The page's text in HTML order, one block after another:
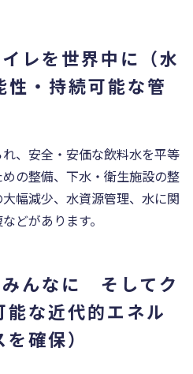
レを世界中に（水
性・持続可能な管
、安全・安価な飲料水を平等
の整備、下水・衛生施設の整
幅減少、水資源管理、水に関
どがあります。
んなに そしてク
能な近代的エネル
確保）